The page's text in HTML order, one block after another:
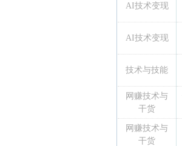
AI技术变现
AI技术变现
技术与技能
网赚技术与
干货
网赚技术与
干货